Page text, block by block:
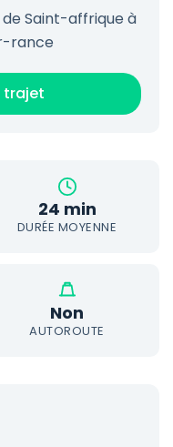
Saint-affrique à
rance
trajet
24 min
DURÉE MOYENNE
Non
AUTOROUTE